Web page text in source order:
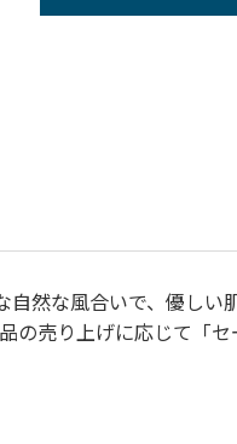
然な風合いで、優しい
の売り上げに応じて「